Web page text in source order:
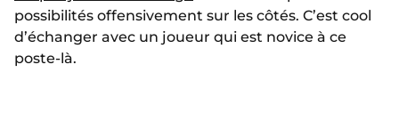
possibilités offensivement sur les côtés. C’est cool
d’échanger avec un joueur qui est novice à ce
poste-là.